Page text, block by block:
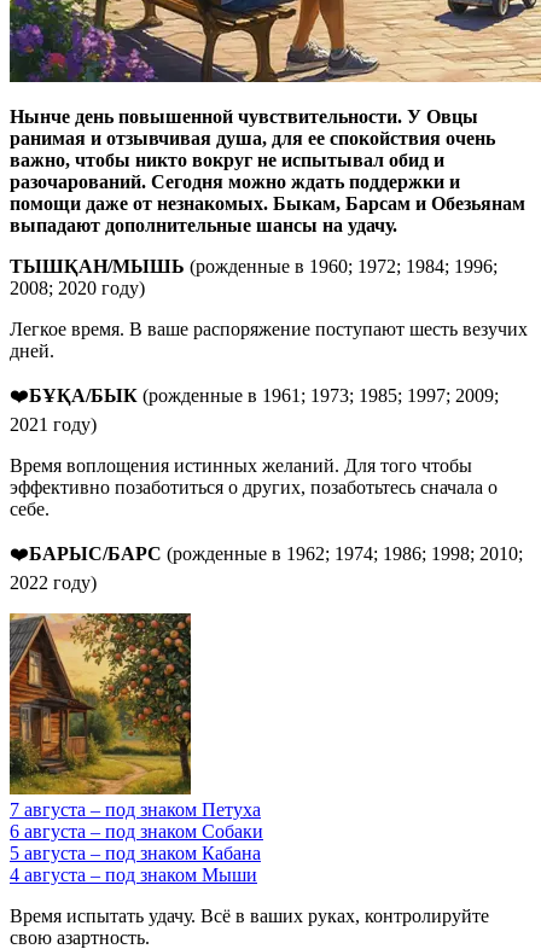
Нынче день повышенной чувствительности. У Овцы
ранимая и отзывчивая душа, для ее спокойствия очень
важно, чтобы никто вокруг не испытывал обид и
разочарований. Сегодня можно ждать поддержки и
помощи даже от незнакомых. Быкам, Барсам и Обезьянам
выпадают дополнительные шансы на удачу.
ТЫШҚАН/МЫШЬ (рожденные в 1960; 1972; 1984; 1996;
2008; 2020 году)
Легкое время. В ваше распоряжение поступают шесть везучих
дней.
❤️БҰҚА/БЫК (рожденные в 1961; 1973; 1985; 1997; 2009;
2021 году)
Время воплощения истинных желаний. Для того чтобы
эффективно позаботиться о других, позаботьтесь сначала о
себе.
❤️БАРЫС/БАРС (рожденные в 1962; 1974; 1986; 1998; 2010;
2022 году)
7 августа – под знаком Петуха
6 августа – под знаком Собаки
5 августа – под знаком Кабана
4 августа – под знаком Мыши
Время испытать удачу. Всё в ваших руках, контролируйте
свою азартность.